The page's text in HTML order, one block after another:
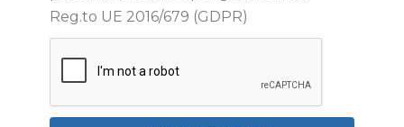
Reg.to UE 2016/679 (GDPR)